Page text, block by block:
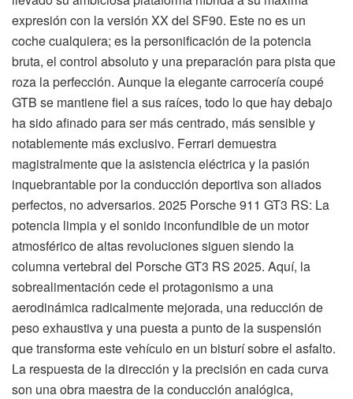
expresión con la versión XX del SF90. Este no es un
coche cualquiera; es la personificación de la potencia
bruta, el control absoluto y una preparación para pista que
roza la perfección. Aunque la elegante carrocería coupé
GTB se mantiene fiel a sus raíces, todo lo que hay debajo
ha sido afinado para ser más centrado, más sensible y
notablemente más exclusivo. Ferrari demuestra
magistralmente que la asistencia eléctrica y la pasión
inquebrantable por la conducción deportiva son aliados
perfectos, no adversarios. 2025 Porsche 911 GT3 RS: La
potencia limpia y el sonido inconfundible de un motor
atmosférico de altas revoluciones siguen siendo la
columna vertebral del Porsche GT3 RS 2025. Aquí, la
sobrealimentación cede el protagonismo a una
aerodinámica radicalmente mejorada, una reducción de
peso exhaustiva y una puesta a punto de la suspensión
que transforma este vehículo en un bisturí sobre el asfalto.
La respuesta de la dirección y la precisión en cada curva
son una obra maestra de la conducción analógica,